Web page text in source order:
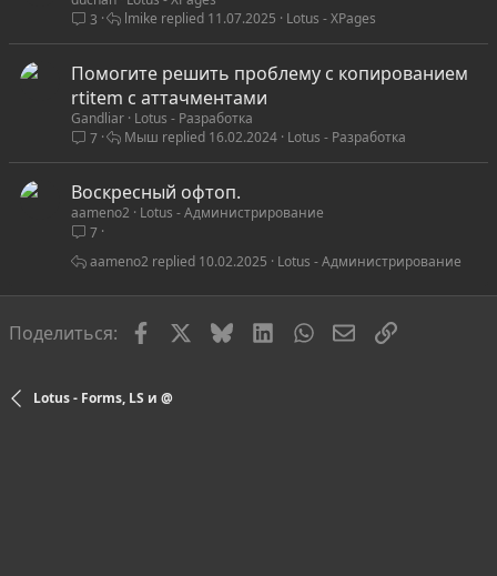
3
Lotus - XPages
11.07.2025
lmike
Помогите решить проблему с копированием
rtitem с аттачментами
Gandliar Lotus - Разработка
7
Lotus - Разработка
16.02.2024
Мыш
Воскресный офтоп.
aameno2
Lotus - Администрирование
7
Lotus - Администрирование
10.02.2025
aameno2
Поделиться: FacebookBlueskyLinkedInWhatsAppЭлектронная
Ссылка
Lotus - Forms, LS и @